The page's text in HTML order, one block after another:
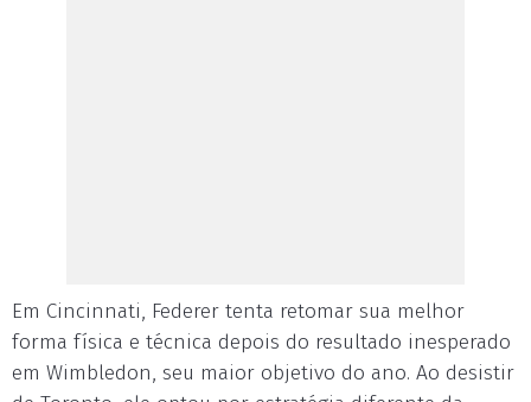
Em Cincinnati, Federer tenta retomar sua melhor
forma física e técnica depois do resultado inesperado
em Wimbledon, seu maior objetivo do ano. Ao desistir